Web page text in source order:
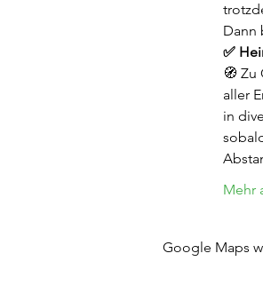
Dann
✅
🧭 Zu
aller
in
Mehr
Google Maps